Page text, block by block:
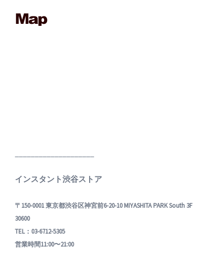
インスタント渋谷ストア
〒150-0001 東京都渋谷区神宮前6-20-10 MIYASHITA PARK South 3F
30600
TEL：03-6712-5305
営業時間11:00〜21:00